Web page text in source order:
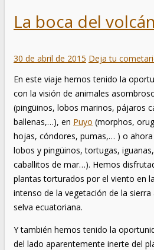
La boca del volcán
30 de abril de 2015 Deja tu
En este viaje hemos tenido la
con la visión de animales
(pingüinos, lobos marinos, pájaros
ballenas,…), en Puyo (morphos,
hojas, cóndores, pumas,… ) o ahora
lobos y pingüinos, tortugas,
caballitos de mar…). Hemos
plantas torturados por el viento en
intenso de la vegetación de la
selva ecuatoriana.
Y también hemos tenido la
del lado aparentemente inerte del